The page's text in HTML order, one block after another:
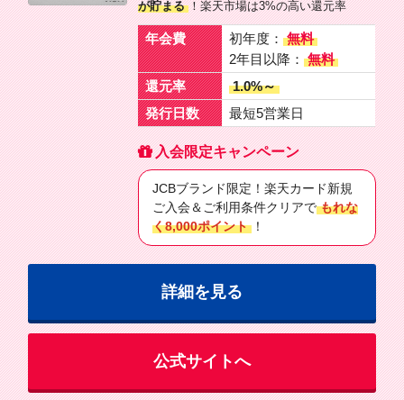
が貯まる ！楽天市場は3%の高い還元率
年会費 初年度： 無料
2年目以降： 無料
還元率
1.0%～
発行日数
最短5営業日
入会限定キャンペーン
JCBブランド限定！楽天カード新規
ご入会＆ご利用条件クリアで もれな
く8,000ポイント ！
詳細を見る
公式サイトへ